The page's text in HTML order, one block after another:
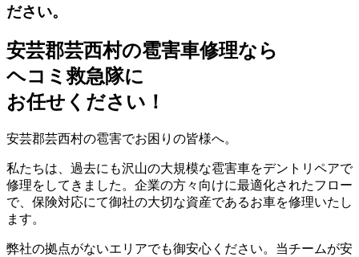
ださい。
安芸郡芸西村の雹害車修理なら
ヘコミ救急隊に
お任せください！
安芸郡芸西村の雹害でお困りの皆様へ。
私たちは、過去にも沢山の大規模な雹害車をデントリペアで
修理をしてきました。企業の方々向けに最適化されたフロー
で、保険対応にて御社の大切な資産であるお車を修理いたし
ます。
弊社の拠点がないエリアでも御安心ください。当チームが安